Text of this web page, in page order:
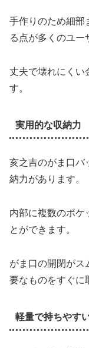
手作りのため細部
る点が多くのユー
丈夫で壊れにくい
す。
実用的な収納力
亥之吉のがま口バ
納力があります。
内部に複数のポケ
とができます。
がま口の開閉がス
要なものをすぐに
軽量で持ちやす